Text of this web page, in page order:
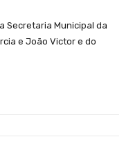
Secretaria Municipal da
e João Victor e do